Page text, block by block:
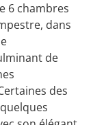
6 chambres
dans
de
des